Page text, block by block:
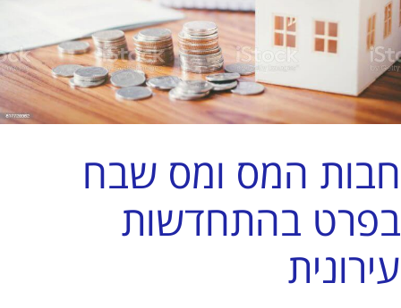
המס ומס שבח
בהתחדשות